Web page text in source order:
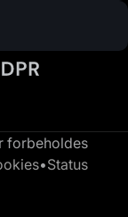
forbeholdes
•Status